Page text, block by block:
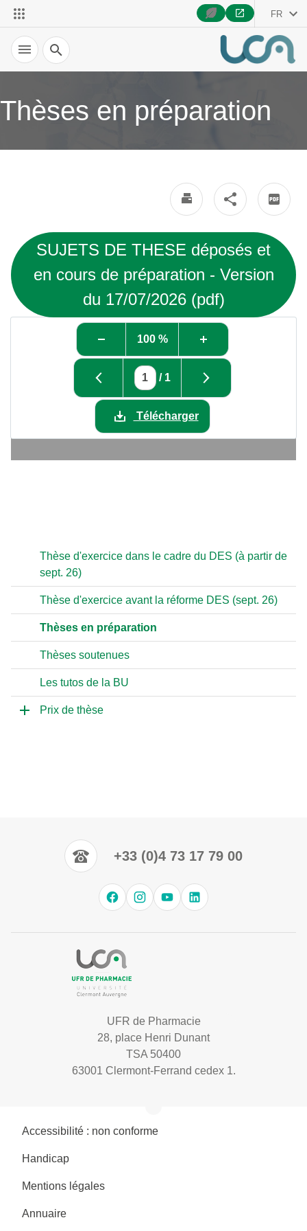
FR
Recherche
Thèses en préparation
SUJETS DE THESE déposés et
en cours de préparation - Version
du 17/07/2026 (pdf)
100 %
/ 1
Télécharger
Thèse d'exercice dans le cadre du DES (à partir de
sept. 26)
Thèse d'exercice avant la réforme DES (sept. 26)
Thèses en préparation
Thèses soutenues
Les tutos de la BU
Prix de thèse
+33 (0)4 73 17 79 00
UFR de Pharmacie
28, place Henri Dunant
TSA 50400
63001 Clermont-Ferrand cedex 1.
Accessibilité : non conforme
Handicap
Mentions légales
Annuaire